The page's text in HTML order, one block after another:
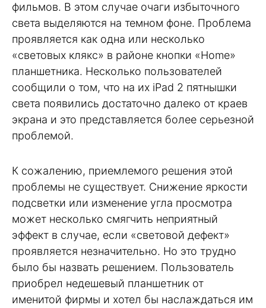
фильмов. В этом случае очаги избыточного
света выделяются на темном фоне. Проблема
проявляется как одна или несколько
«световых клякс» в районе кнопки «Home»
планшетника. Несколько пользователей
сообщили о том, что на их iPad 2 пятнышки
света появились достаточно далеко от краев
экрана и это представляется более серьезной
проблемой.
К сожалению, приемлемого решения этой
проблемы не существует. Снижение яркости
подсветки или изменение угла просмотра
может несколько смягчить неприятный
эффект в случае, если «световой дефект»
проявляется незначительно. Но это трудно
было бы назвать решением. Пользователь
приобрел недешевый планшетник от
именитой фирмы и хотел бы наслаждаться им